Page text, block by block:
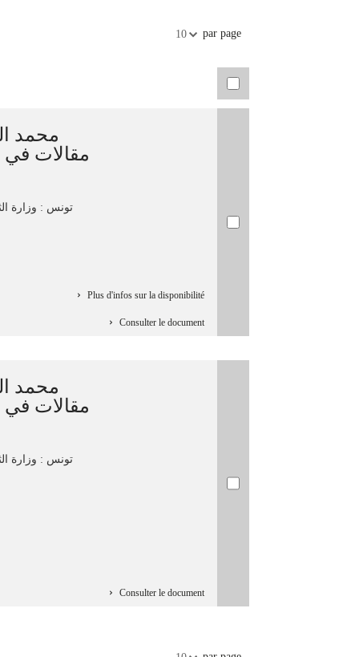
10 par page
محمد
مقالات في
تونس : وزارة
Plus d'infos sur la disponibilité
Consulter le document
محمد
مقالات في
تونس : وزارة
Consulter le document